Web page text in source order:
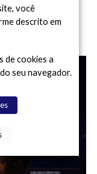
Sobrevoo
você
descrito em
de cookies a
seu navegador.